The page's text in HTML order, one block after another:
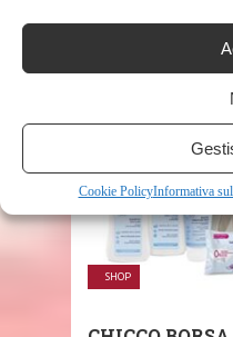
Cookie PolicyInformativa
RELATED
SHOP